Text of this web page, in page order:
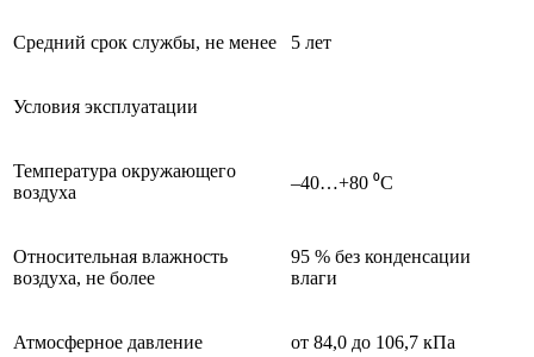
Средний срок службы, не менее 5 лет
Условия эксплуатации
Температура окружающего
воздуха
–40…+80 ⁰С
Относительная влажность
воздуха, не более
95 % без конденсации
влаги
Атмосферное давление от 84,0 до 106,7 кПа